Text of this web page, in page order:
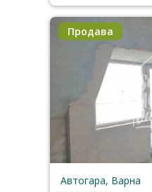
Продава
Автогара, Варна